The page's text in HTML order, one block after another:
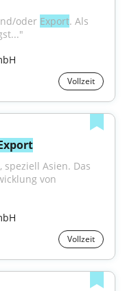
oder Export. Als
Vollzeit
Asien. Das
von
Vollzeit